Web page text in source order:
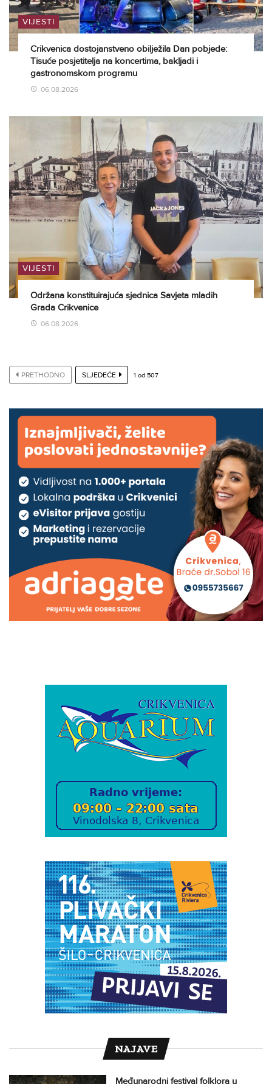
VIJESTI
Crikvenica dostojanstveno obilježila Dan pobjede:
Tisuće posjetitelja na koncertima, bakljadi i
gastronomskom programu
06.08.2026
VIJESTI
Održana konstituirajuća sjednica Savjeta mladih
Grada Crikvenice
06.08.2026
PRETHODNO SLJEDEĆE 1 od 507
NAJAVE
Međunarodni festival folklora u